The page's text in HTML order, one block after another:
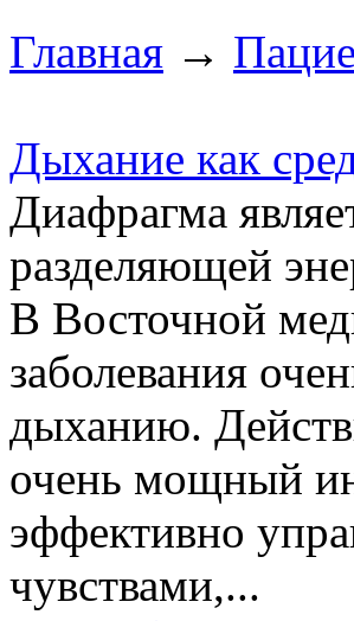
Главная →
Дыхание как
Диафрагма
разделяющей
В Восточной
заболевания
дыханию.
очень мощный
эффективно
чувствами,...